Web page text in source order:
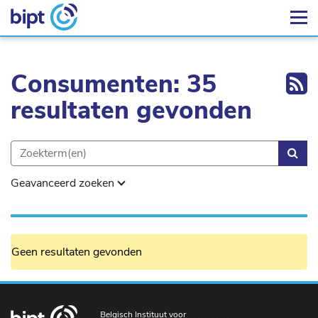
Consumenten: 35
resultaten gevonden
Geavanceerd zoeken
Geen resultaten gevonden
Belgisch Instituut voor